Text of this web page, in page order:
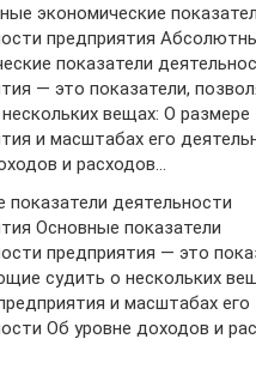
экономические
предприятия
показатели
— это показатели,
вещах: О размере
и масштабах его
и расходов…
показатели деятельности
Основные показатели
предприятия — это
судить о нескольких
и масштабах его
Об уровне доходов и